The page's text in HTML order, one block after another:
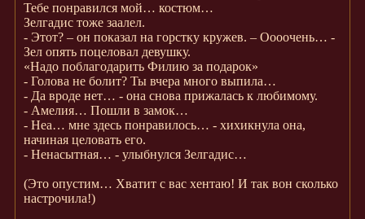
Тебе понравился мой… костюм…
Зелгадис тоже заалел.
- Этот? – он показал на горстку кружев. – Оооочень… -
Зел опять поцеловал девушку.
«Надо поблагодарить Филию за подарок»
- Голова не болит? Ты вчера много выпила…
- Да вроде нет… - она снова прижалась к любимому.
- Амелия… Пошли в замок…
- Неа… мне здесь понравилось… - хихикнула она,
начиная целовать его.
- Ненасытная… - улыбнулся Зелгадис…
(Это опустим… Хватит с вас хентаю! И так вон сколько
настрочила!)